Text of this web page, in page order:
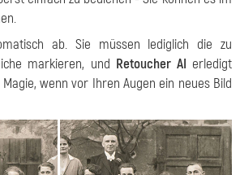
ab. Sie müssen lediglich die zu
markieren, und Retoucher AI erledigt
wenn vor Ihren Augen ein neues Bild